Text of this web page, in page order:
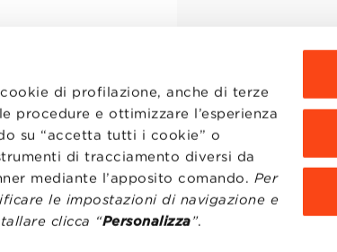
di profilazione, anche di terze
e ottimizzare l’esperienza
su “accetta tutti i cookie” o
di tracciamento diversi da
mediante l’apposito comando. Per
le impostazioni di navigazione e
clicca “Personalizza”.